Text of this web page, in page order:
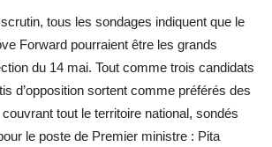
tous les sondages indiquent que le
Forward pourraient être les grands
du 14 mai. Tout comme trois candidats
d’opposition sortent comme préférés des
tout le territoire national, sondés
le poste de Premier ministre : Pita